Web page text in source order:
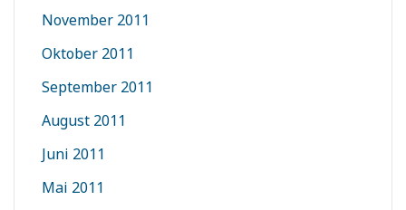
November 2011
Oktober 2011
September 2011
August 2011
Juni 2011
Mai 2011